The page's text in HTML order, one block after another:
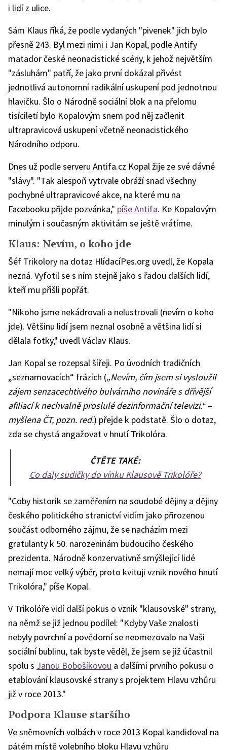
i lidí z ulice.
Sám Klaus říká, že podle vydaných "pivenek" jich bylo
přesně 243. Byl mezi nimi i Jan Kopal, podle Antify
matador české neonacistické scény, k jehož největším
"zásluhám" patří, že jako první dokázal přivést
jednotlivá autonomní radikální uskupení pod jednotnou
hlavičku. Šlo o Národně sociální blok a na přelomu
tisíciletí bylo Kopalovým snem pod něj začlenit
ultrapravicová uskupení včetně neonacistického
Národního odporu.
Dnes už podle serveru Antifa.cz Kopal žije ze své dávné
"slávy". "Tak alespoň vytrvale obráží snad všechny
pochybné ultrapravicové akce, na které mu na
Facebooku přijde pozvánka," píše Antifa. Ke Kopalovým
minulým i současným aktivitám se ještě vrátíme.
Klaus: Nevím, o koho jde
Šéf Trikolory na dotaz HlídacíPes.org uvedl, že Kopala
nezná. Vyfotil se s ním stejně jako s řadou dalších lidí,
kteří mu přišli popřát.
"Nikoho jsme nekádrovali a nelustrovali (nevím o koho
jde). Většinu lidí jsem neznal osobně a většina lidí si
dělala fotky," uvedl Václav Klaus.
Jan Kopal se rozepsal šířeji. Po úvodních tradičních
„seznamovacích“ frázích („Nevím, čím jsem si vysloužil
zájem senzacechtivého bulvárního novináře s dřívější
afiliací k nechvalně proslulé dezinformační televizi.“ –
myšlena ČT, pozn. red.) přejde k podstatě. Šlo o dotaz,
zda se chystá angažovat v hnutí Trikolóra.
ČTĚTE TAKÉ:
Co daly sudičky do vínku Klausově Trikolóře?
"Coby historik se zaměřením na soudobé dějiny a dějiny
českého politického stranictví vidím jako přirozenou
součást odborného zájmu, že se nacházím mezi
gratulanty k 50. narozeninám budoucího českého
prezidenta. Národně konzervativně smýšlející lidé
nemají moc velký výběr, proto kvituji vznik nového hnutí
Trikolóra," píše Kopal.
V Trikolóře vidí další pokus o vznik "klausovské" strany,
na němž se již jednou podílel: "Kdyby Vaše znalosti
nebyly povrchní a povědomí se neomezovalo na Vaši
sociální bublinu, tak byste věděl, že jsem se již účastnil
spolu s Janou Bobošíkovou a dalšími prvního pokusu o
etablování klausovské strany s projektem Hlavu vzhůru
již v roce 2013."
Podpora Klause staršího
Ve sněmovních volbách v roce 2013 Kopal kandidoval na
pátém místě volebního bloku Hlavu vzhůru